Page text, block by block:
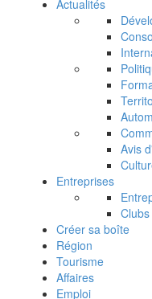
Actualités
Avis
Entreprises
Créer sa boîte
Région
Tourisme
Affaires
Emploi